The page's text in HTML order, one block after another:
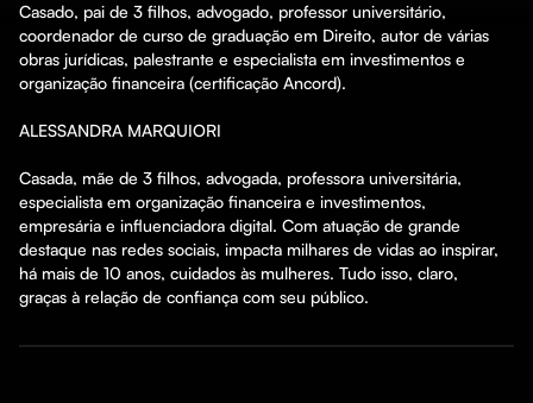
Casado, pai de 3 filhos, advogado, professor universitário,
coordenador de curso de graduação em Direito, autor de várias
obras jurídicas, palestrante e especialista em investimentos e
organização financeira (certificação Ancord).
ALESSANDRA MARQUIORI
Casada, mãe de 3 filhos, advogada, professora universitária,
especialista em organização financeira e investimentos,
empresária e influenciadora digital. Com atuação de grande
destaque nas redes sociais, impacta milhares de vidas ao inspirar,
há mais de 10 anos, cuidados às mulheres. Tudo isso, claro,
graças à relação de confiança com seu público.